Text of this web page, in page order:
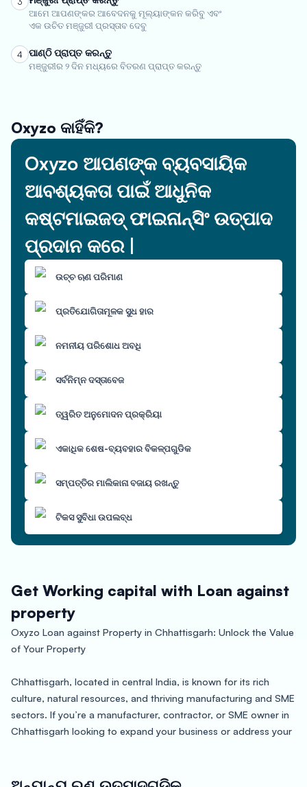
ଆମେ ଆପଣଙ୍କର ଆବେଦନକୁ ମୂଲ୍ୟାଙ୍କନ କରିବୁ ଏବଂ
ଏକ ଉଚିତ ମଞ୍ଜୁରୀ ପ୍ରସ୍ତାବ ଦେବୁ
4 ପାଣ୍ଠି ପ୍ରାପ୍ତ କରନ୍ତୁ
ମଞ୍ଜୁରୀର ୨ ଦିନ ମଧ୍ୟରେ ବିତରଣ ପ୍ରାପ୍ତ କରନ୍ତୁ
Oxyzo କାହିଁକି?
Oxyzo ଆପଣଙ୍କ ବ୍ୟବସାୟିକ
ଆବଶ୍ୟକତା ପାଇଁ ଆଧୁନିକ
କଷ୍ଟମାଇଜଡ୍ ଫାଇନାନ୍ସିଂ ଉତ୍ପାଦ
ପ୍ରଦାନ କରେ |
ଉଚ୍ଚ ଋଣ ପରିମାଣ
ପ୍ରତିଯୋଗିତାମୂଳକ ସୁଧ ହାର
ନମନୀୟ ପରିଶୋଧ ଅବଧି
ସର୍ବନିମ୍ନ ଦସ୍ତାବେଜ
ତ୍ୱରିତ ଅନୁମୋଦନ ପ୍ରକ୍ରିୟା
ଏକାଧିକ ଶେଷ-ବ୍ୟବହାର ବିକଳ୍ପଗୁଡିକ
ସମ୍ପତ୍ତିର ମାଲିକାନା ବଜାୟ ରଖନ୍ତୁ
ଟିକସ ସୁବିଧା ଉପଲବ୍ଧ
Get Working capital with Loan against
property
Oxyzo Loan against Property in Chhattisgarh: Unlock the Value
of Your Property
Chhattisgarh, located in central India, is known for its rich
culture, natural resources, and thriving manufacturing and SME
sectors. If you’re a manufacturer, contractor, or SME owner in
Chhattisgarh looking to expand your business or address your